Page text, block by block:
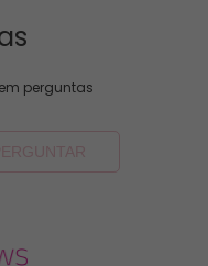
perguntas